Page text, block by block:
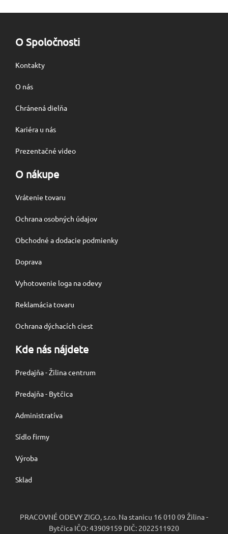
O Spoločnosti
Kontakty
O nás
Chránená dielňa
Kariéra u nás
Prezentačné video
O nákupe
Vrátenie tovaru
Ochrana osobných údajov
Obchodné a dodacie podmienky
Doprava
Vyhotovenie loga na odevy
Reklamácia tovaru
Ochrana dýchacích ciest
Kde nás nájdete
Predajňa - Žilina centrum
Predajňa - Bytčica
Administratíva
Sídlo firmy
Výroba
Sklad
PRACOVNÉ ODEVY ZIGO, s.r.o. Na stanicu 16 010 09 Žilina -
Bytčica IČO: 43909159 DIČ: 2022511920